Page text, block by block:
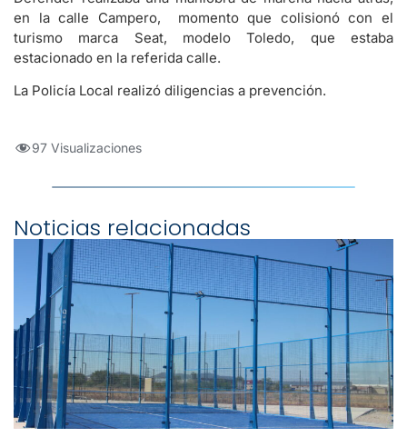
en la calle Campero, momento que colisionó con el
turismo marca Seat, modelo Toledo, que estaba
estacionado en la referida calle.
La Policía Local realizó diligencias a prevención.
97 Visualizaciones
Noticias relacionadas